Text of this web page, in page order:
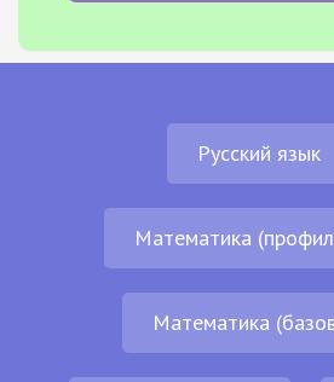
Русский язык
Математика
Математика